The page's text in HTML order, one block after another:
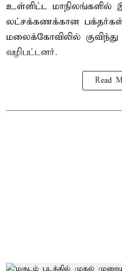
உள்ளிட்ட மாநிலங்களில்
லட்சக்கணக்கான பக்தர்கள்
மலைக்கோவிலில்
வழிபட்டனர்.
Read